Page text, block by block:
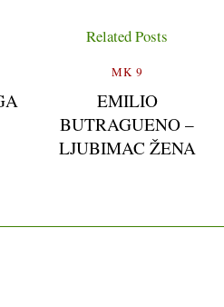
Related Posts
MK 9
EMILIO
BUTRAGUENO –
LJUBIMAC ŽENA